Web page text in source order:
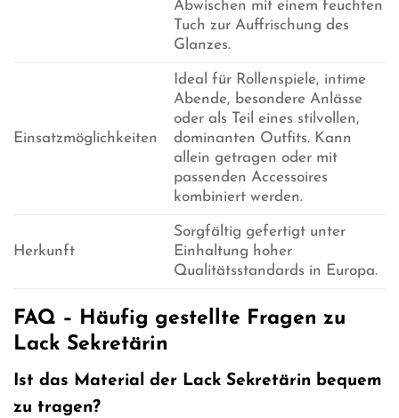
Abwischen mit einem feuchten
Tuch zur Auffrischung des
Glanzes.
Einsatzmöglichkeiten
Ideal für Rollenspiele, intime
Abende, besondere Anlässe
oder als Teil eines stilvollen,
dominanten Outfits. Kann
allein getragen oder mit
passenden Accessoires
kombiniert werden.
Herkunft
Sorgfältig gefertigt unter
Einhaltung hoher
Qualitätsstandards in Europa.
FAQ – Häufig gestellte Fragen zu
Lack Sekretärin
Ist das Material der Lack Sekretärin bequem
zu tragen?